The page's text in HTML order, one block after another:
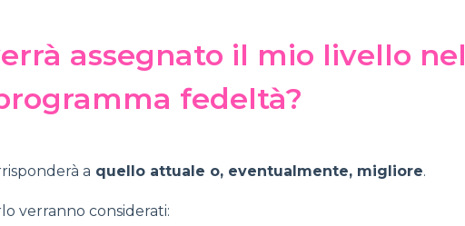
assegnato il mio livello nel
fedeltà?
a quello attuale o, eventualmente, migliore.
verranno considerati: